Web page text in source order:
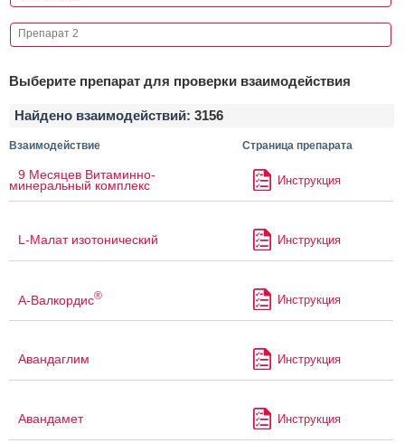
Выберите препарат для проверки взаимодействия
Найдено взаимодействий: 3156
Взаимодействие Страница препарата
9 Месяцев Витаминно-
минеральный комплекс Инструкция
L-Малат изотонический Инструкция
А-Валкордис® Инструкция
Авандаглим Инструкция
Авандамет Инструкция